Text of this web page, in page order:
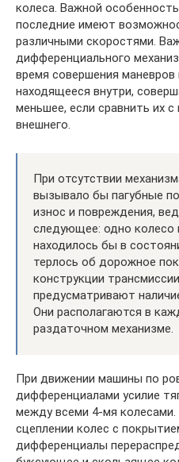
колеса. Важной
последние имеют
различными скоростями.
дифференциального
время совершения маневров
находящееся внутри,
меньшее, если сравнить их
внешнего.
При отсутствии
вызывало бы пагубные
износ и повреждения,
следующее: одно колесо
находилось бы в
терлось об дорожное
конструкции
предусматривают
Они располагаются в
раздаточном механизме.
При движении машины по
дифференциалами усилие
между всеми 4-мя
сцеплении колес с
дифференциалы